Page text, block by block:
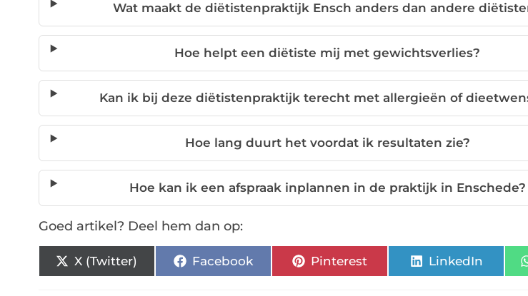
Wat maakt de diëtistenpraktijk Ensch anders dan andere
Hoe helpt een diëtiste mij met gewichtsverlies?
Kan ik bij deze diëtistenpraktijk terecht met allergieën of
Hoe lang duurt het voordat ik resultaten zie?
Hoe kan ik een afspraak inplannen in de praktijk in Enschede?
Goed artikel? Deel hem dan op:
X (Twitter) Facebook Pinterest LinkedIn